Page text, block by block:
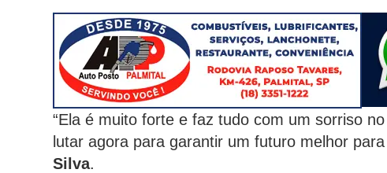
“Ela é muito forte e faz tudo com um sorriso
lutar agora para garantir um futuro melhor
Silva.